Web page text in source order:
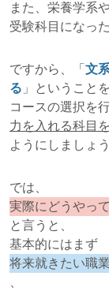
また、栄養学系
受験科目になっ
ですから、「 文
る 」ということ
コースの選択を行
力を入れる科目
ようにしましょう
では、
実際にどうやっ
と言うと、
基本的にはまず
将来就きたい職